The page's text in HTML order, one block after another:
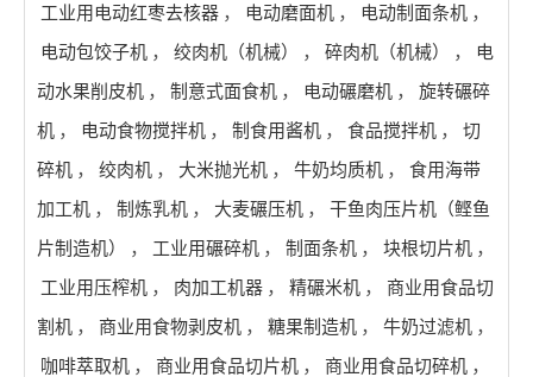
工业用电动红枣去核器 ， 电动磨面机 ， 电动制面条机 ，
电动包饺子机 ， 绞肉机（机械） ， 碎肉机（机械） ，
电
动水果削皮机 ， 制意式面食机 ， 电动碾磨机 ，
旋转碾碎
机 ， 电动食物搅拌机 ， 制食用酱机 ， 食品搅拌机 ，
切
碎机 ， 绞肉机 ， 大米抛光机 ， 牛奶均质机 ，
食用海带
加工机 ， 制炼乳机 ， 大麦碾压机 ，
干鱼肉压片机（鲣鱼
片制造机）
， 工业用碾碎机 ， 制面条机 ， 块根切片机 ，
工业用压榨机 ， 肉加工机器 ， 精碾米机 ，
商业用食品切
割机 ， 商业用食物剥皮机 ， 糖果制造机 ， 牛奶过滤机 ，
咖啡萃取机 ， 商业用食品切片机 ， 商业用食品切碎机 ，